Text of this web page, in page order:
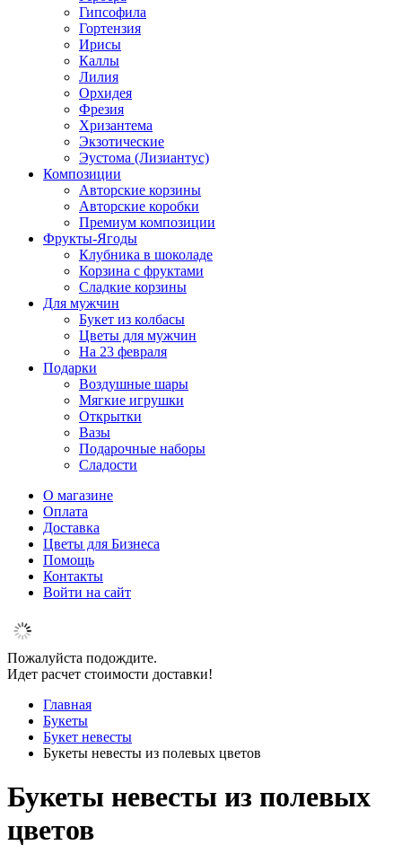
Гипсофила
Гортензия
Ирисы
Каллы
Лилия
Орхидея
Фрезия
Хризантема
Экзотические
Эустома (Лизиантус)
Композиции
Авторские корзины
Авторские коробки
Премиум композиции
Фрукты-Ягоды
Клубника в шоколаде
Корзина с фруктами
Сладкие корзины
Для мужчин
Букет из колбасы
Цветы для мужчин
На 23 февраля
Подарки
Воздушные шары
Мягкие игрушки
Открытки
Вазы
Подарочные наборы
Сладости
О магазине
Оплата
Доставка
Цветы для Бизнеса
Помощь
Контакты
Войти на сайт
Пожалуйста подождите.
Идет расчет стоимости доставки!
Главная
Букеты
Букет невесты
Букеты невесты из полевых цветов
Букеты невесты из полевых
цветов